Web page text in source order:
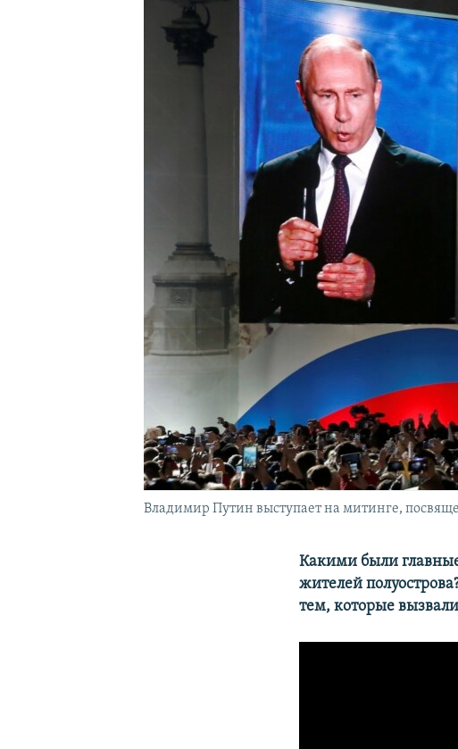
Владимир Путин выступает на митинге,
Какими были
жителей
тем, которые